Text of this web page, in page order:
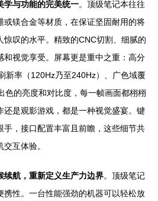
学与功能的完美统一。顶级笔记本往往
或镁合金等材质，在保证坚固耐用的将
惊叹的水平。精致的CNC切割、细腻的
和视觉享受。屏幕更是重中之重：高分
新率（120Hz乃至240Hz）、广色域覆
色的亮度和对比度，每一帧画面都栩栩
还是观影游戏，都是一种视觉盛宴。键
手，接口配置丰富且前瞻，这些细节共
互体验。
续航，重新定义生产力边界。顶级笔记
携性。一台性能强劲的机器可以轻松放